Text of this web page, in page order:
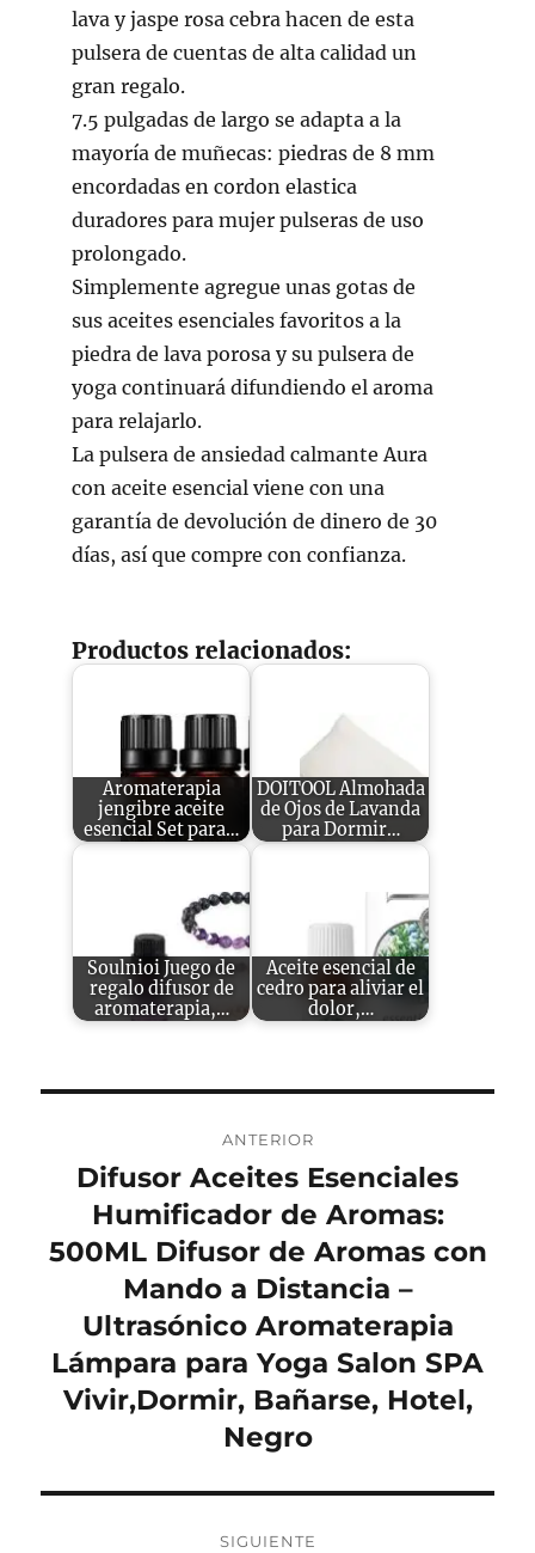
lava y jaspe rosa cebra hacen de esta
pulsera de cuentas de alta calidad un
gran regalo.
7.5 pulgadas de largo se adapta a la
mayoría de muñecas: piedras de 8 mm
encordadas en cordon elastica
duradores para mujer pulseras de uso
prolongado.
Simplemente agregue unas gotas de
sus aceites esenciales favoritos a la
piedra de lava porosa y su pulsera de
yoga continuará difundiendo el aroma
para relajarlo.
La pulsera de ansiedad calmante Aura
con aceite esencial viene con una
garantía de devolución de dinero de 30
días, así que compre con confianza.
Productos relacionados:
Aromaterapia
jengibre aceite
esencial Set para…
DOITOOL Almohada
de Ojos de Lavanda
para Dormir…
Soulnioi Juego de
regalo difusor de
aromaterapia,…
Aceite esencial de
cedro para aliviar el
dolor,…
entradas
ANTERIOR
Entrada
anterior:
Difusor Aceites Esenciales
Humificador de Aromas:
500ML Difusor de Aromas con
Mando a Distancia –
Ultrasónico Aromaterapia
Lámpara para Yoga Salon SPA
Vivir,Dormir, Bañarse, Hotel,
Negro
SIGUIENTE